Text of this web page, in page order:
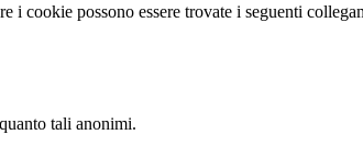
cookie possono essere trovate i seguenti
tali anonimi.